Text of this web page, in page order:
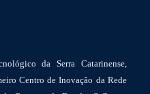
da Serra Catarinense,
Centro de Inovação da Rede